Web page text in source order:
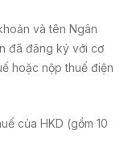
và tên Ngân
đã đăng ký với cơ
hoặc nộp thuế điện
của HKD (gồm 10